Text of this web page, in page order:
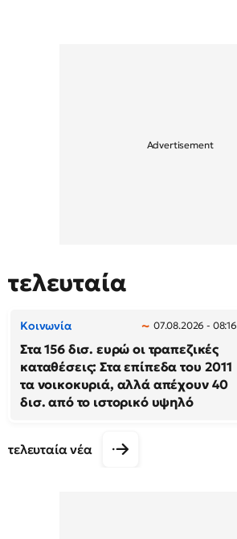
τελευταία
Κοινωνία 07.08.2026 - 08:16
Στα 156 δισ. ευρώ οι τραπεζικές
καταθέσεις: Στα επίπεδα του 2011
τα νοικοκυριά, αλλά απέχουν 40
δισ. από το ιστορικό υψηλό
τελευταία νέα